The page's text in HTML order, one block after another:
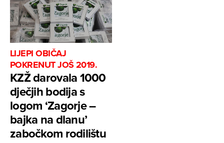
LIJEPI OBIČAJ
POKRENUT JOŠ 2019.
KZŽ darovala 1000
dječjih bodija s
logom ‘Zagorje –
bajka na dlanu’
zabočkom rodilištu